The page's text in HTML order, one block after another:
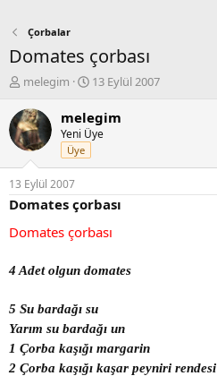
Çorbalar
Domates çorbası
K
n
b
u
y
u
b
a
l
t
n
melegim
B
ş
l
a
ı
ç
a
i
i
13 Eylül 2007
melegim
Yeni Üye
Üye
13 Eylül 2007
Domates çorbası
Domates çorbası
4 Adet olgun domates
5 Su bardağı su
Yarım su bardağı un
1 Çorba kaşığı margarin
2 Çorba kaşığı kaşar peyniri rendesi